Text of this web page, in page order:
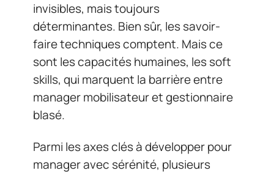
invisibles, mais toujours
déterminantes. Bien sûr, les savoir-
faire techniques comptent. Mais ce
sont les capacités humaines, les soft
skills, qui marquent la barrière entre
manager mobilisateur et gestionnaire
blasé.
Parmi les axes clés à développer pour
manager avec sérénité, plusieurs